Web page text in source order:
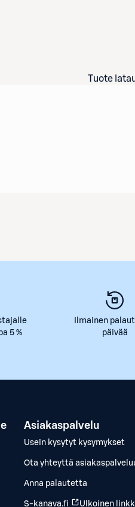
Tuote
5 %
Ilmainen
päivää
Asiakaspalvelu
Usein kysytyt kysymykset
Ota yhteyttä
Anna palautetta
S-kanava.fi Ulkoinen